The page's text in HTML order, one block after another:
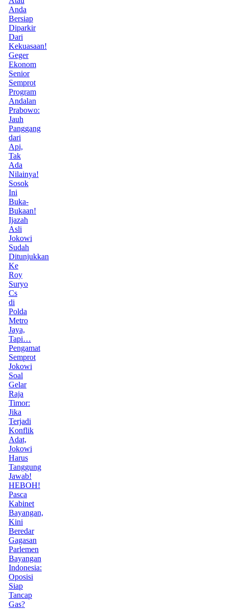
Anda
Bersiap
Diparkir
Dari
Kekuasaan!
Geger
Ekonom
Senior
Semprot
Program
Andalan
Prabowo:
Jauh
Panggang
dari
Api,
Tak
Ada
Nilainya!
Sosok
Ini
Buka-
Bukaan!
Ijazah
Asli
Jokowi
Sudah
Ditunjukkan
Ke
Roy
Suryo
Cs
di
Polda
Metro
Jaya,
Tapi…
Pengamat
Semprot
Jokowi
Soal
Gelar
Raja
Timor:
Jika
Terjadi
Konflik
Adat,
Jokowi
Harus
Tanggung
Jawab!
HEBOH!
Pasca
Kabinet
Bayangan,
Kini
Beredar
Gagasan
Parlemen
Bayangan
Indonesia:
Oposisi
Siap
Tancap
Gas?